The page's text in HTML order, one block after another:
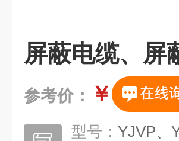
屏蔽电缆、屏
参考价： ￥
型号： YJVP、